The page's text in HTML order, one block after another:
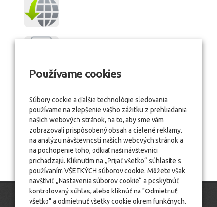
Používame cookies
Súbory cookie a ďalšie technológie sledovania
používame na zlepšenie vášho zážitku z prehliadania
našich webových stránok, na to, aby sme vám
zobrazovali prispôsobený obsah a cielené reklamy,
na analýzu návštevnosti našich webových stránok a
na pochopenie toho, odkiaľ naši návštevníci
prichádzajú. Kliknutím na „Prijať všetko“ súhlasíte s
používaním VŠETKÝCH súborov cookie. Môžete však
navštíviť „Nastavenia súborov cookie“ a poskytnúť
kontrolovaný súhlas, alebo kliknúť na "Odmietnuť
všetko" a odmietnuť všetky cookie okrem funkčnych.